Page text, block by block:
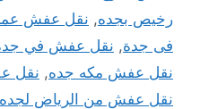
رخيص بجده, نقل عفش
فى جدة, نقل عفش في
نقل عفش مكه جده, نقل
نقل عفش من الرياض لجده